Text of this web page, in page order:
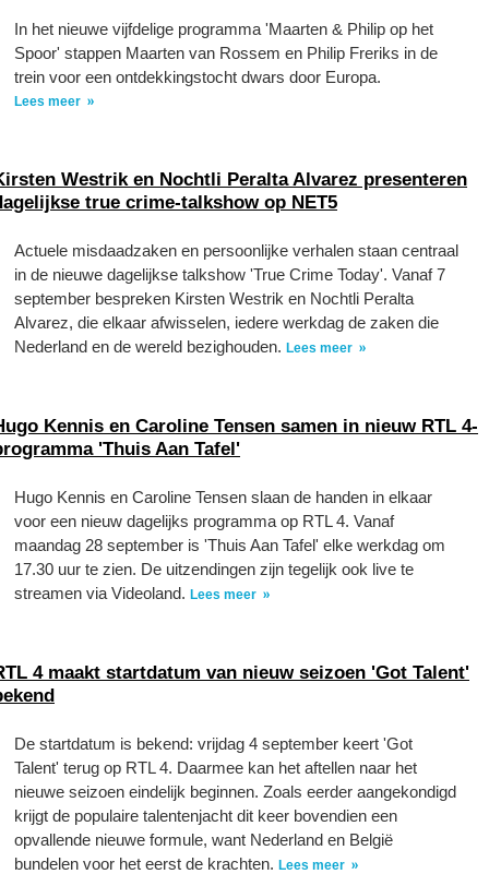
In het nieuwe vijfdelige programma 'Maarten & Philip op het
Spoor' stappen Maarten van Rossem en Philip Freriks in de
trein voor een ontdekkingstocht dwars door Europa.
Lees meer
Westrik en Nochtli Peralta Alvarez presenteren
true crime-talkshow op NET5
Actuele misdaadzaken en persoonlijke verhalen staan centraal
in de nieuwe dagelijkse talkshow 'True Crime Today'. Vanaf 7
september bespreken Kirsten Westrik en Nochtli Peralta
Alvarez, die elkaar afwisselen, iedere werkdag de zaken die
Nederland en de wereld bezighouden. Lees meer
Kennis en Caroline Tensen samen in nieuw RTL 4-
'Thuis Aan Tafel'
Hugo Kennis en Caroline Tensen slaan de handen in elkaar
voor een nieuw dagelijks programma op RTL 4. Vanaf
maandag 28 september is 'Thuis Aan Tafel' elke werkdag om
17.30 uur te zien. De uitzendingen zijn tegelijk ook live te
streamen via Videoland. Lees meer
4 maakt startdatum van nieuw seizoen 'Got Talent'
De startdatum is bekend: vrijdag 4 september keert 'Got
Talent' terug op RTL 4. Daarmee kan het aftellen naar het
nieuwe seizoen eindelijk beginnen. Zoals eerder aangekondigd
krijgt de populaire talentenjacht dit keer bovendien een
opvallende nieuwe formule, want Nederland en België
bundelen voor het eerst de krachten. Lees meer